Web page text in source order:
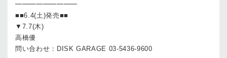
━━━━━━━━━
■■6.4(土)発売■■
▼7.7(木)
高橋優
問い合わせ：DISK GARAGE 03-5436-9600